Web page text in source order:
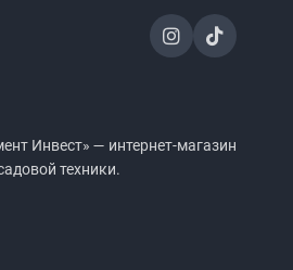
Инвест» — интернет-магазин
техники.